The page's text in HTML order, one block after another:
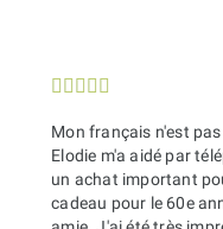
    
Mon français n'est
Elodie m'a aidé par
un achat important
cadeau pour le 60e